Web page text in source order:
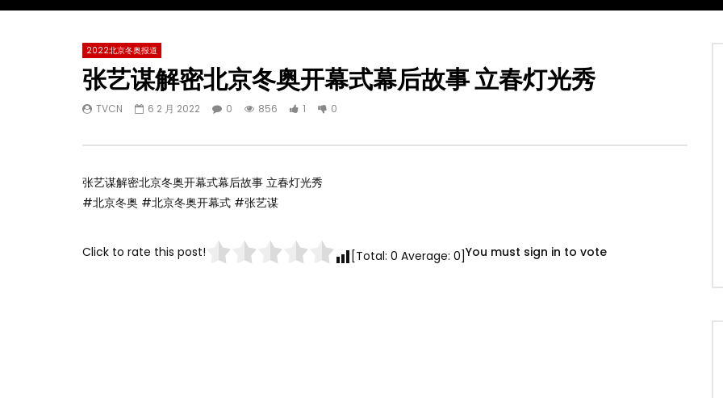
2022北京冬奥报道
张艺谋解密北京冬奥开幕式幕后故事 立春灯光秀
TVCN 6 2 月 2022 0 856 1 0
张艺谋解密北京冬奥开幕式幕后故事 立春灯光秀
#北京冬奥 #北京冬奥开幕式 #张艺谋
Click to rate this post! [Total: 0 Average: 0]You must sign in to vote